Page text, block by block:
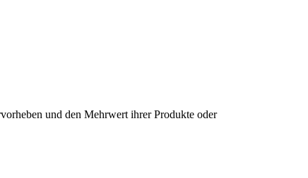
und den Mehrwert ihrer Produkte oder